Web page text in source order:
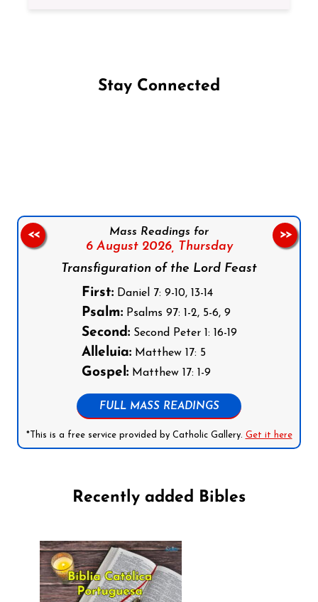
Stay Connected
Mass Readings for
6 August 2026, Thursday
Transfiguration of the Lord Feast
First:Daniel 7: 9-10, 13-14
Psalm:Psalms 97: 1-2, 5-6, 9
Second:Second Peter 1: 16-19
Alleluia:Matthew 17: 5
Gospel:Matthew 17: 1-9
FULL MASS READINGS
*This is a free service provided by Catholic Gallery. Get it here
<< >>
Recently added Bibles